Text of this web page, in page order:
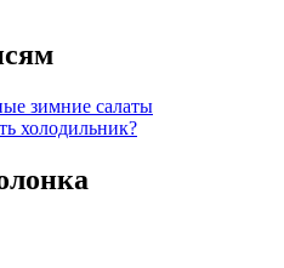
зимние салаты
холодильник?